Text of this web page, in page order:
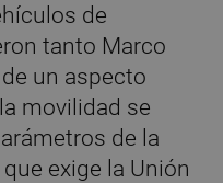
de
tanto Marco
un aspecto
movilidad se
de la
exige la Unión